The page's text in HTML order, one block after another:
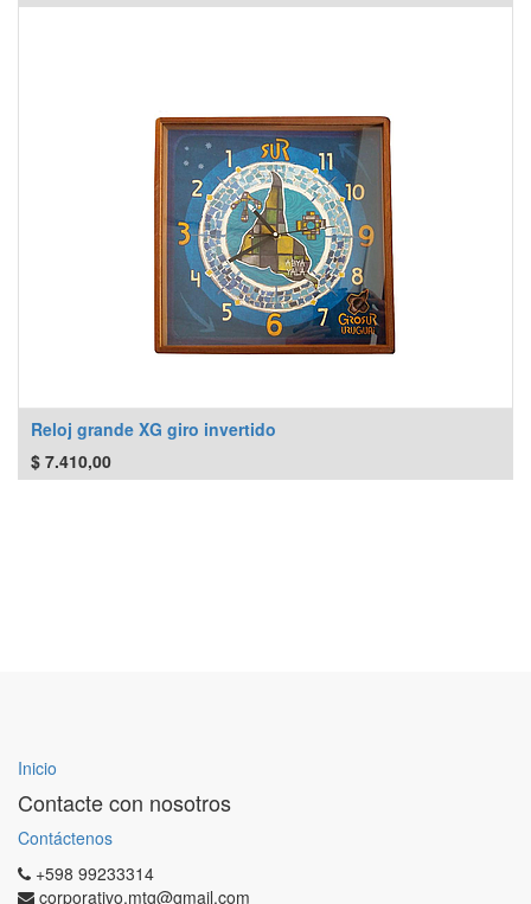
Reloj grande XG giro invertido
$ 7.410,00
Inicio
Contacte con nosotros
Contáctenos
+598 99233314
corporativo.mtg@gmail.com